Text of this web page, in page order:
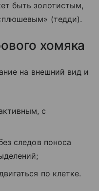
быть золотистым,
(тедди).
хомяка
на внешний вид и
с
следов поноса
по клетке.